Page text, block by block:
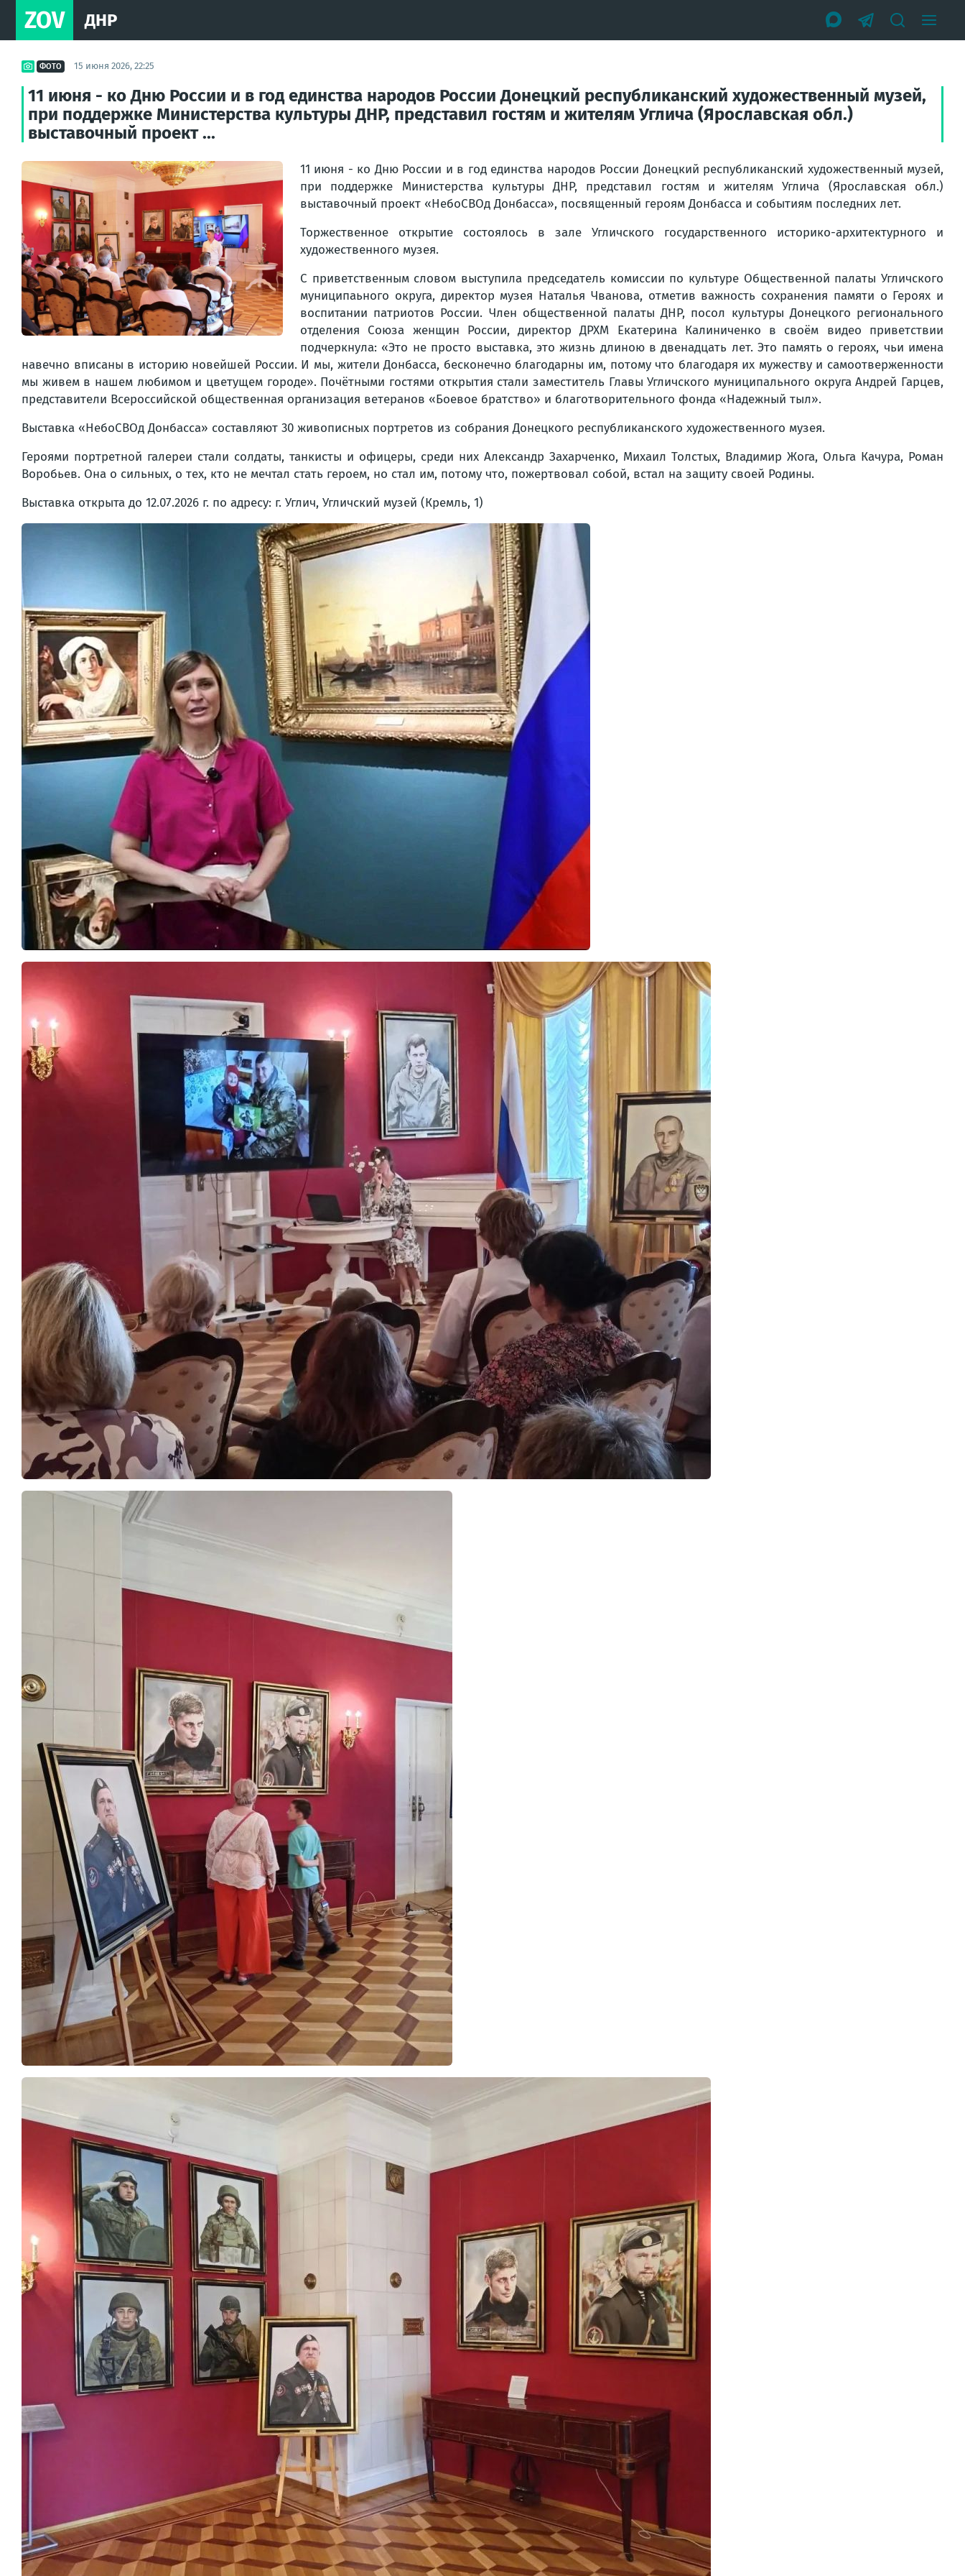
ZOV ДНР
ФОТО 15 июня 2026, 22:25
11 июня - ко Дню России и в год единства народов России Донецкий республиканский художественный музей,
при поддержке Министерства культуры ДНР, представил гостям и жителям Углича (Ярославская обл.)
выставочный проект ...
11 июня - ко Дню России и в год единства народов России Донецкий республиканский художественный музей,
при поддержке Министерства культуры ДНР, представил гостям и жителям Углича (Ярославская обл.)
выставочный проект «НебоСВОд Донбасса», посвященный героям Донбасса и событиям последних лет.
Торжественное открытие состоялось в зале Угличского государственного историко-архитектурного и
художественного музея.
С приветственным словом выступила председатель комиссии по культуре Общественной палаты Угличского
муниципаьного округа, директор музея Наталья Чванова, отметив важность сохранения памяти о Героях и
воспитании патриотов России. Член общественной палаты ДНР, посол культуры Донецкого регионального
отделения Союза женщин России, директор ДРХМ Екатерина Калиниченко в своём видео приветствии
подчеркнула: «Это не просто выставка, это жизнь длиною в двенадцать лет. Это память о героях, чьи имена
навечно вписаны в историю новейшей России. И мы, жители Донбасса, бесконечно благодарны им, потому что благодаря их мужеству и самоотверженности
мы живем в нашем любимом и цветущем городе». Почётными гостями открытия стали заместитель Главы Угличского муниципального округа Андрей Гарцев,
представители Всероссийской общественная организация ветеранов «Боевое братство» и благотворительного фонда «Надежный тыл».
Выставка «НебоСВОд Донбасса» составляют 30 живописных портретов из собрания Донецкого республиканского художественного музея.
Героями портретной галереи стали солдаты, танкисты и офицеры, среди них Александр Захарченко, Михаил Толстых, Владимир Жога, Ольга Качура, Роман
Воробьев. Она о сильных, о тех, кто не мечтал стать героем, но стал им, потому что, пожертвовал собой, встал на защиту своей Родины.
Выставка открыта до 12.07.2026 г. по адресу: г. Углич, Угличский музей (Кремль, 1)